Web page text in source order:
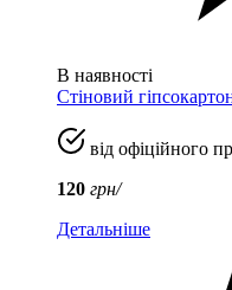
В наявності
Стіновий
від офіційного
120 грн/
Детальніше